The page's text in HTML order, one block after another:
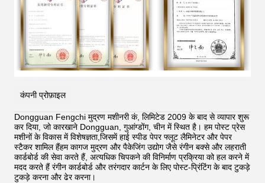
कंपनी प्रोफ़ाइल
Dongguan Fengchi मुद्रण मशीनरी कं, लिमिटेड 2009 के बाद से व्यापार शुरू
कर दिया, जो कारखाने Dongguan, गुआंग्डोंग, चीन में स्थित है। हम पोस्ट प्रेस
मशीनों के विकास में विशेषज्ञता,जिसमें हाई स्पीड पेपर फ्लूट लैमिनेटर और पेपर
स्टैकर शामिल हैंहम कागज मुद्रण और पैकेजिंग उद्योग जैसे रंगीन बक्से और लहराती
कार्डबोर्ड की सेवा करते हैं, अत्यधिक चिपकने की विनिर्माण प्रक्रिया को हल करने में
मदद करते हैं रंगीन कार्डबोर्ड और तरंगदार कार्टन के लिए पोस्ट-प्रिंटिंग के बाद टुकड़े
टुकड़े करना और ढेर करना।